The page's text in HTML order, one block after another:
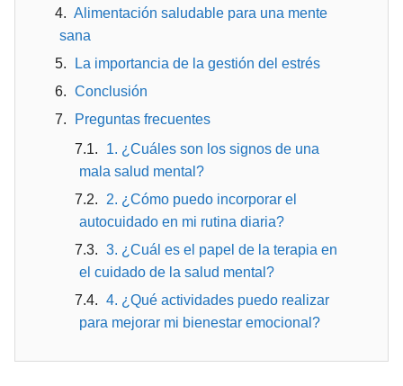
Alimentación saludable para una mente
sana
La importancia de la gestión del estrés
Conclusión
Preguntas frecuentes
1. ¿Cuáles son los signos de una
mala salud mental?
2. ¿Cómo puedo incorporar el
autocuidado en mi rutina diaria?
3. ¿Cuál es el papel de la terapia en
el cuidado de la salud mental?
4. ¿Qué actividades puedo realizar
para mejorar mi bienestar emocional?